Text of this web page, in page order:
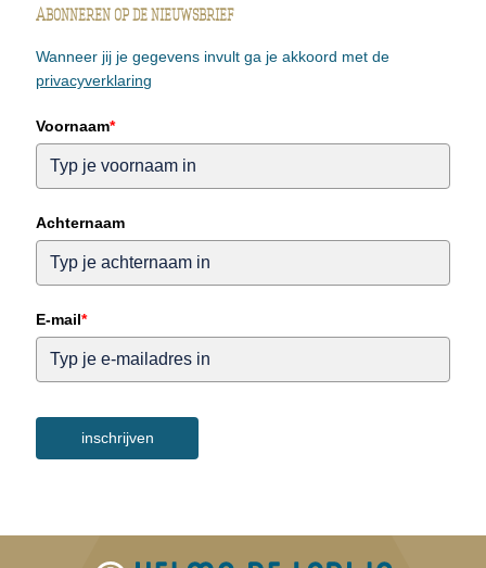
Abonneren op de nieuwsbrief
Wanneer jij je gegevens invult ga je akkoord met de
privacyverklaring
Voornaam*
Achternaam
E-mail*
inschrijven